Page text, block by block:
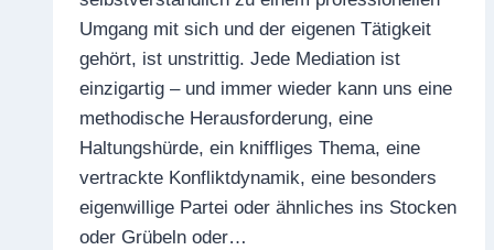
Umgang mit sich und der eigenen Tätigkeit
gehört, ist unstrittig. Jede Mediation ist
einzigartig – und immer wieder kann uns eine
methodische Herausforderung, eine
Haltungshürde, ein kniffliges Thema, eine
vertrackte Konfliktdynamik, eine besonders
eigenwillige Partei oder ähnliches ins Stocken
oder Grübeln oder…